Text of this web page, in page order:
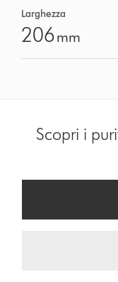
Larghezza
206mm
Scopri i